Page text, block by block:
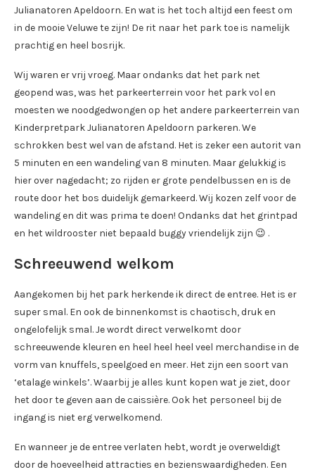
Julianatoren Apeldoorn. En wat is het toch altijd een feest om
in de mooie Veluwe te zijn! De rit naar het park toe is namelijk
prachtig en heel bosrijk.
Wij waren er vrij vroeg. Maar ondanks dat het park net
geopend was, was het parkeerterrein voor het park vol en
moesten we noodgedwongen op het andere parkeerterrein van
Kinderpretpark Julianatoren Apeldoorn parkeren. We
schrokken best wel van de afstand. Het is zeker een autorit van
5 minuten en een wandeling van 8 minuten. Maar gelukkig is
hier over nagedacht; zo rijden er grote pendelbussen en is de
route door het bos duidelijk gemarkeerd. Wij kozen zelf voor de
wandeling en dit was prima te doen! Ondanks dat het grintpad
en het wildrooster niet bepaald buggy vriendelijk zijn 😉 .
Schreeuwend welkom
Aangekomen bij het park herkende ik direct de entree. Het is er
super smal. En ook de binnenkomst is chaotisch, druk en
ongelofelijk smal. Je wordt direct verwelkomt door
schreeuwende kleuren en heel heel heel veel merchandise in de
vorm van knuffels, speelgoed en meer. Het zijn een soort van
‘etalage winkels’. Waarbij je alles kunt kopen wat je ziet, door
het door te geven aan de caissière. Ook het personeel bij de
ingang is niet erg verwelkomend.
En wanneer je de entree verlaten hebt, wordt je overweldigt
door de hoeveelheid attracties en bezienswaardigheden. Een